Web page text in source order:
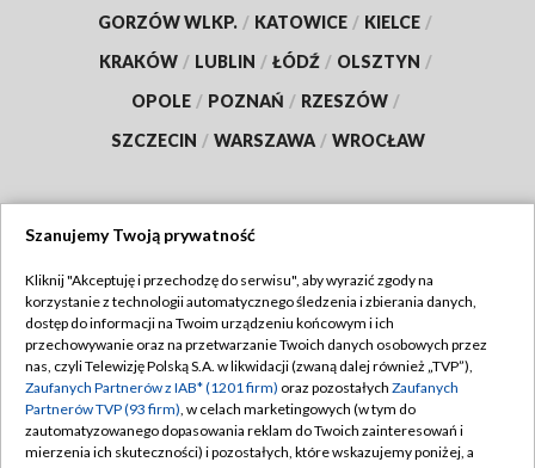
GORZÓW WLKP. / KATOWICE / KIELCE /
KRAKÓW / LUBLIN / ŁÓDŹ / OLSZTYN /
OPOLE / POZNAŃ / RZESZÓW /
SZCZECIN / WARSZAWA / WROCŁAW
TVP
Abonament TVP
Emisja w TVP
Centrum informacji TVP
Naziemna Telewizja Cyfrowa
Regulamin TVP
Polityka prywatności
Moje zgody
Szanujemy Twoją prywatność
Kliknij "Akceptuję i przechodzę do serwisu", aby wyrazić zgody na
korzystanie z technologii automatycznego śledzenia i zbierania danych,
dostęp do informacji na Twoim urządzeniu końcowym i ich
przechowywanie oraz na przetwarzanie Twoich danych osobowych przez
nas, czyli Telewizję Polską S.A. w likwidacji (zwaną dalej również „TVP”),
Zaufanych Partnerów z IAB* (1201 firm) oraz pozostałych Zaufanych
Partnerów TVP (93 firm), w celach marketingowych (w tym do
zautomatyzowanego dopasowania reklam do Twoich zainteresowań i
mierzenia ich skuteczności) i pozostałych, które wskazujemy poniżej, a